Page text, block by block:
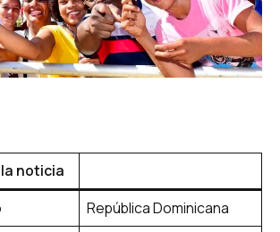
noticia
República Dominicana